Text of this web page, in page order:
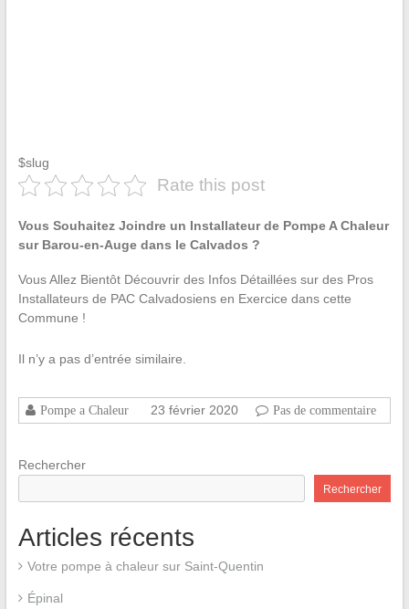
$slug
Rate this post
Vous Souhaitez Joindre un Installateur de Pompe A Chaleur
sur Barou-en-Auge dans le Calvados ?
Vous Allez Bientôt Découvrir des Infos Détaillées sur des Pros
Installateurs de PAC Calvadosiens en Exercice dans cette
Commune !
Il n’y a pas d’entrée similaire.
Pompe a Chaleur 23 février 2020 Pas de commentaire
Rechercher
Rechercher
Articles récents
Votre pompe à chaleur sur Saint-Quentin
Épinal